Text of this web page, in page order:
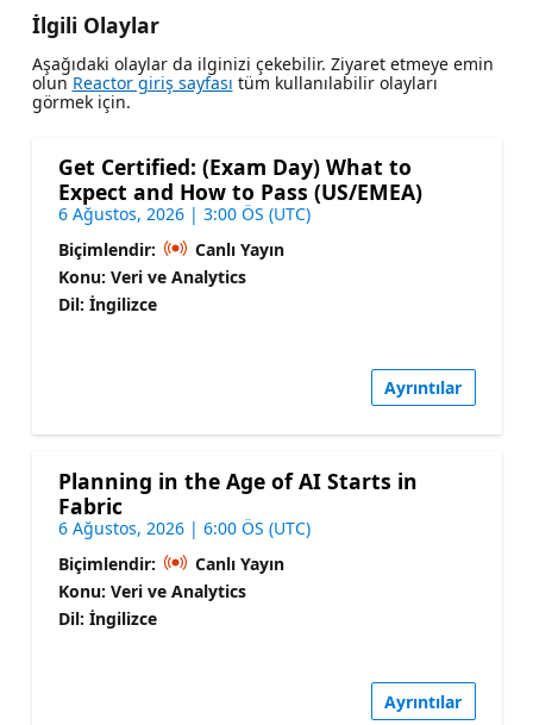
İlgili Olaylar
Aşağıdaki olaylar da ilginizi çekebilir. Ziyaret etmeye emin
olun Reactor giriş sayfası tüm kullanılabilir olayları
görmek için.
Get Certified: (Exam Day) What to
Expect and How to Pass (US/EMEA)
6 Ağustos, 2026 | 3:00 ÖS (UTC)
Biçimlendir:
Canlı Yayın
Konu: Veri ve Analytics
Dil: İngilizce
Ayrıntılar
Planning in the Age of AI Starts in
Fabric
6 Ağustos, 2026 | 6:00 ÖS (UTC)
Biçimlendir:
Canlı Yayın
Konu: Veri ve Analytics
Dil: İngilizce
Ayrıntılar